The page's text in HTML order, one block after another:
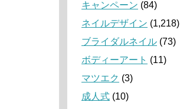
キャンペーン (84)
ネイルデザイン (1,218)
ブライダルネイル (73)
ボディーアート (11)
マツエク (3)
成人式 (10)